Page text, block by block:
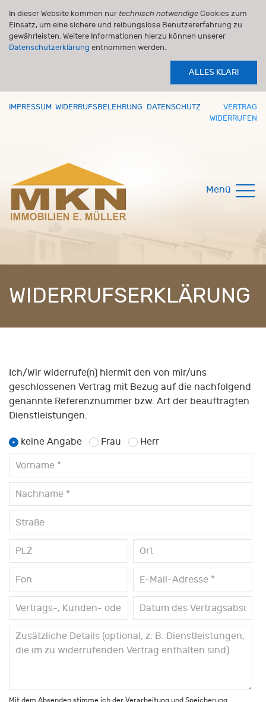
In dieser Website kommen nur technisch notwendige Cookies zum
Einsatz, um eine sichere und reibungslose Benutzererfahrung zu
gewährleisten. Weitere Informationen hierzu können unserer
Datenschutzerklärung entnommen werden.
ALLES KLAR!
IMPRESSUM WIDERRUFSBELEHRUNG DATENSCHUTZ
VERTRAG
WIDERRUFEN
Menü
WIDERRUFSERKLÄRUNG
Ich/Wir widerrufe(n) hiermit den von mir/uns
geschlossenen Vertrag mit Bezug auf die nachfolgend
genannte Referenznummer bzw. Art der beauftragten
Dienstleistungen.
keine Angabe Frau Herr
Mit dem Absenden stimme ich der Verarbeitung und Speicherung